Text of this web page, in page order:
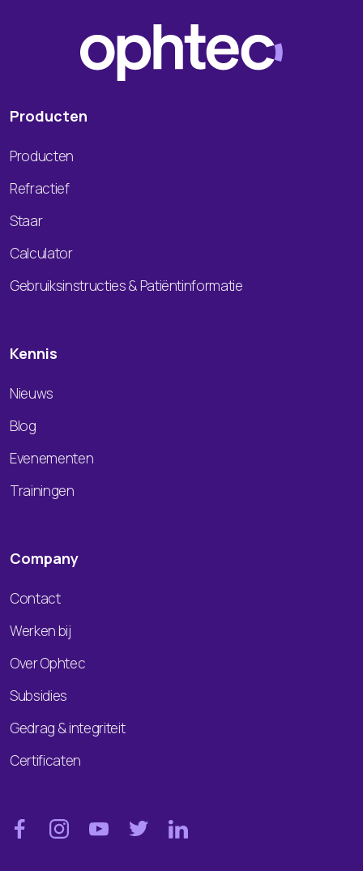
Producten
Producten
Refractief
Staar
Calculator
Gebruiksinstructies & Patiëntinformatie
Kennis
Nieuws
Blog
Evenementen
Trainingen
Company
Contact
Werken bij
Over Ophtec
Subsidies
Gedrag & integriteit
Certificaten